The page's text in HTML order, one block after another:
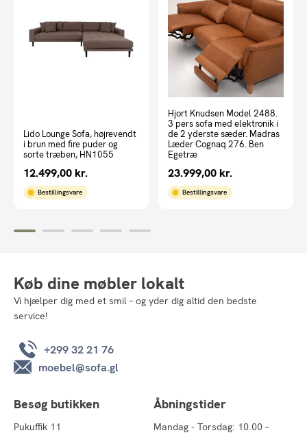
Lido Lounge Sofa, højrevendt
i brun med fire puder og
sorte træben, HN1055
12.499,00 kr.
Bestillingsvare
Hjort Knudsen Model 2488.
3 pers sofa med elektronik i
de 2 yderste sæder. Madras
Læder Cognaq 276. Ben
Egetræ
23.999,00 kr.
Bestillingsvare
Køb dine møbler lokalt
Vi hjælper dig med et smil – og yder dig altid den bedste
service!
+299 32 21 76
moebel@sofa.gl
Besøg butikken
Pukuffik 11
Åbningstider
Mandag - Torsdag: 10.00 –